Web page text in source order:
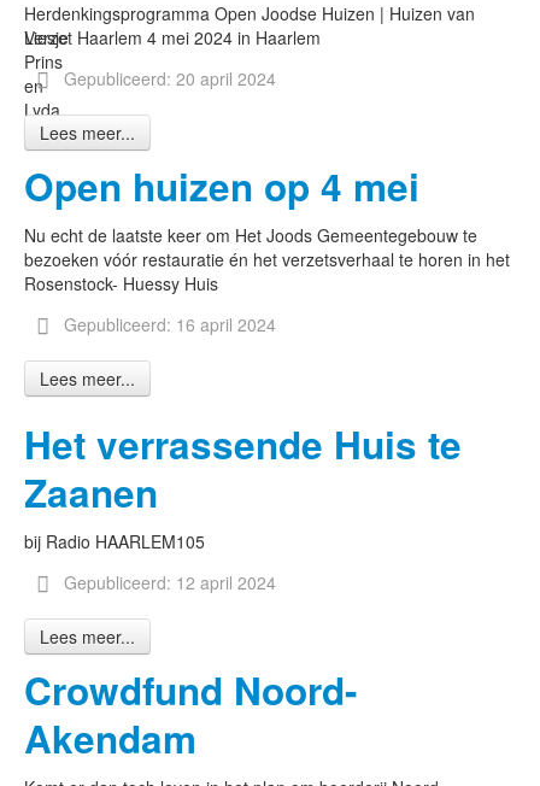
Liesje
Prins
en
Lyda
Reijer
Herdenkingsprogramma Open Joodse Huizen | Huizen van
Verzet Haarlem 4 mei 2024 in Haarlem
Gepubliceerd: 20 april 2024
Lees meer...
Open huizen op 4 mei
Nu echt de laatste keer om Het Joods Gemeentegebouw te
bezoeken vóór restauratie én het verzetsverhaal te horen in het
Rosenstock- Huessy Huis
Gepubliceerd: 16 april 2024
Lees meer...
Het verrassende Huis te
Zaanen
bij Radio HAARLEM105
Gepubliceerd: 12 april 2024
Lees meer...
Crowdfund Noord-
Akendam